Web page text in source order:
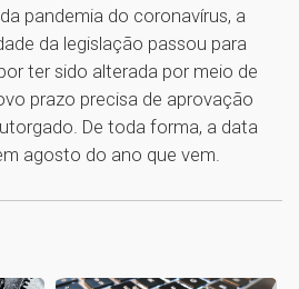
pandemia do coronavírus, a
da legislação passou para
ter sido alterada por meio de
prazo precisa de aprovação
De toda forma, a data
agosto do ano que vem.
1